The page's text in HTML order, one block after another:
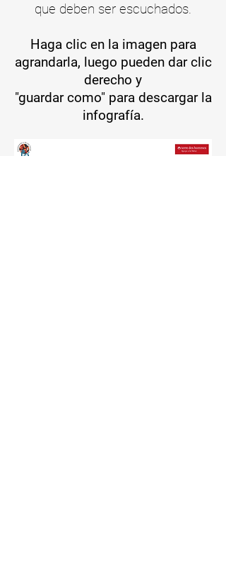
que deben ser escuchados.
Haga clic en la imagen para
agrandarla, luego pueden dar clic
derecho y
"guardar como" para descargar la
infografía.